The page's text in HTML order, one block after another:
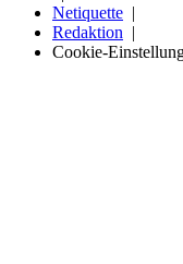
Netiquette
Redaktion
Cookie-